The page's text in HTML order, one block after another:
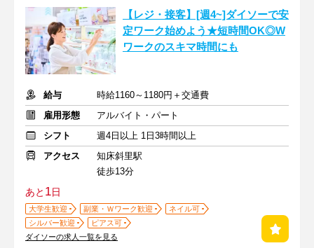
【レジ・接客】[週4~]ダイソーで安
定ワーク始めよう★短時間OK◎W
ワークのスキマ時間にも
給与
時給1160～1180円＋交通費
雇用形態
アルバイト・パート
シフト
週4日以上 1日3時間以上
アクセス
知床斜里駅
徒歩13分
あと 1日
大学生歓迎 副業・Ｗワーク歓迎
ネイル可
シルバー歓迎
ピアス可
ダイソーの求人一覧を見る